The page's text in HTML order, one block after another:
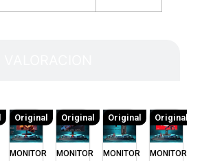
Original
MONITOR
Original
MONITOR
Original
MONITOR
Original
MONITOR